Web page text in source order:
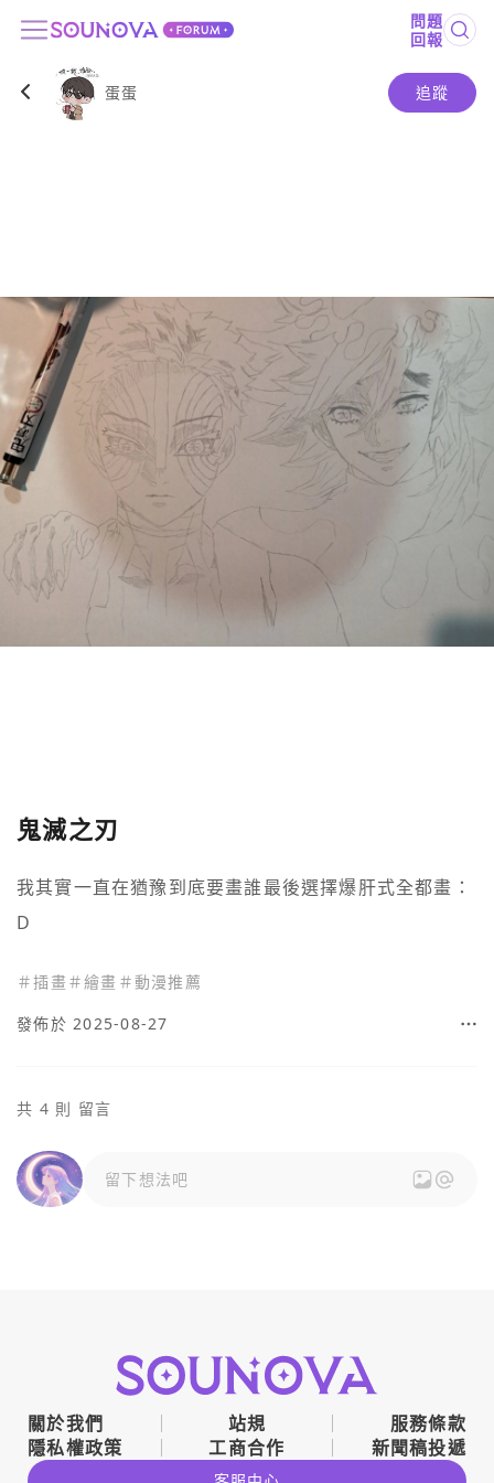
問題
回報
蛋蛋 追蹤
鬼滅之刃
我其實一直在猶豫到底要畫誰最後選擇爆肝式全都畫：
D
＃插畫 ＃繪畫 ＃動漫推薦
發佈於 2025-08-27
共 4 則 留言
留下想法吧
關於我們 站規
服務條款
隱私權政策
工商合作 新聞稿投遞